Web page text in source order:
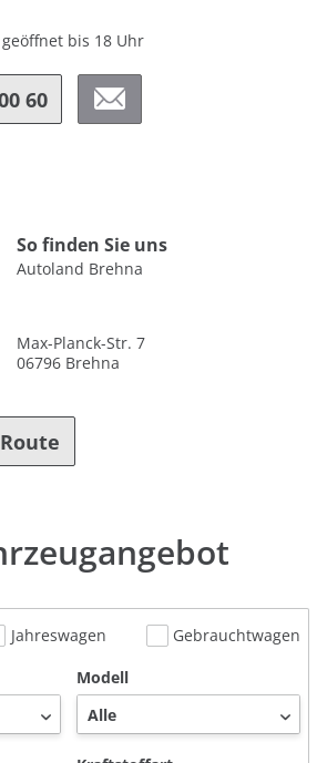
geöffnet bis 18 Uhr
60
So finden Sie uns
Autoland Brehna
Max-Planck-Str. 7
06796 Brehna
Jahreswagen
Gebrauchtwagen
Modell